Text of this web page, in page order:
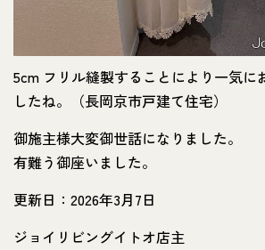
5cm フリル縫製することにより一気に
したね。（長岡京市戸建て住宅）
御施主様大変御世話になりました。
有難う御座いました。
更新日：2026年3月7日
ジョイリビングイトオ店主